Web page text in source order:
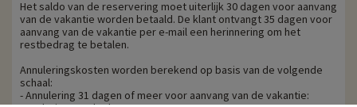
Het saldo van de reservering moet uiterlijk 30 dagen voor aanvang
van de vakantie worden betaald. De klant ontvangt 35 dagen voor
aanvang van de vakantie per e-mail een herinnering om het
restbedrag te betalen.
Annuleringskosten worden berekend op basis van de volgende
schaal:
- Annulering 31 dagen of meer voor aanvang van de vakantie: